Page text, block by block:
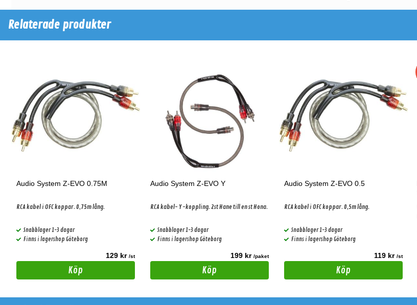
Relaterade produkter
Audio System Z-EVO 0.75M
RCA kabel i OFC koppar. 0,75m lång.
Snabblager 1-3 dagar
Finns i lagershop Göteborg
129 kr /st
Köp
Audio System Z-EVO Y
RCA kabel- Y -koppling. 2st Hane till en st Hona.
Snabblager 1-3 dagar
Finns i lagershop Göteborg
199 kr /paket
Köp
Audio System Z-EVO 0.5
RCA kabel i OFC koppar. 0,5m lång.
Snabblager 1-3 dagar
Finns i lagershop Göteborg
119 kr /st
Köp